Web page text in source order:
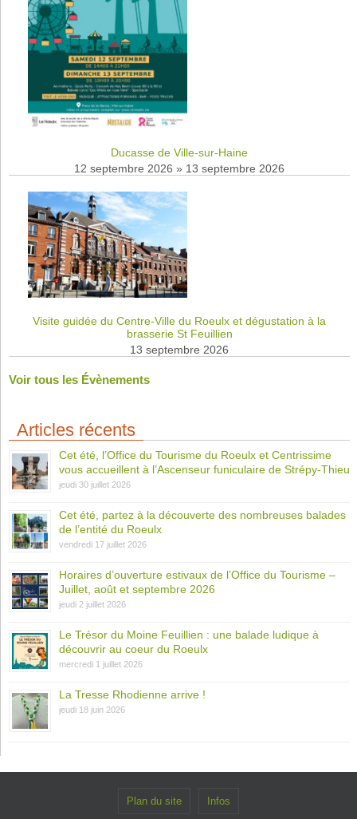
Ducasse de Ville-sur-Haine
12 septembre 2026 » 13 septembre 2026
Visite guidée du Centre-Ville du Roeulx et dégustation à la
brasserie St Feuillien
13 septembre 2026
Voir tous les Évènements
Articles récents
Cet été, l’Office du Tourisme du Roeulx et Centrissime
vous accueillent à l’Ascenseur funiculaire de Strépy-Thieu
jeudi 30 juillet 2026
Cet été, partez à la découverte des nombreuses balades
de l’entité du Roeulx
vendredi 17 juillet 2026
Horaires d’ouverture estivaux de l’Office du Tourisme –
Juillet, août et septembre 2026
jeudi 2 juillet 2026
Le Trésor du Moine Feuillien : une balade ludique à
découvrir au coeur du Roeulx
mercredi 1 juillet 2026
La Tresse Rhodienne arrive !
jeudi 18 juin 2026
Plan du site Infos